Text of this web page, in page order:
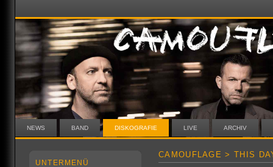
NEWS BAND DISKOGRAFIE LIVE ARCHIV
UNTERMENÜ
CAMOUFLAGE > THIS